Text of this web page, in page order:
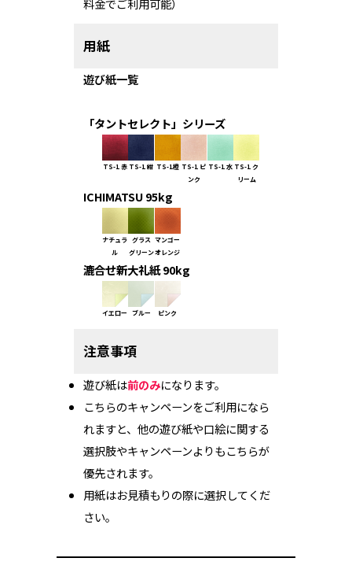
用紙
遊び紙一覧
「タントセレクト」シリーズ
TS-1 赤 TS-1 紺 TS-1橙 TS-1 ピ
ンク
TS-1 水 TS-1 ク
リーム
ICHIMATSU 95kg
ナチュラ
ル
グラス
グリーン
マンゴー
オレンジ
漉合せ新大礼紙 90kg
イエロー ブルー ピンク
注意事項
遊び紙は前のみになります。
こちらのキャンペーンをご利用になら
れますと、他の遊び紙や口絵に関する
選択肢やキャンペーンよりもこちらが
優先されます。
用紙はお見積もりの際に選択してくだ
さい。